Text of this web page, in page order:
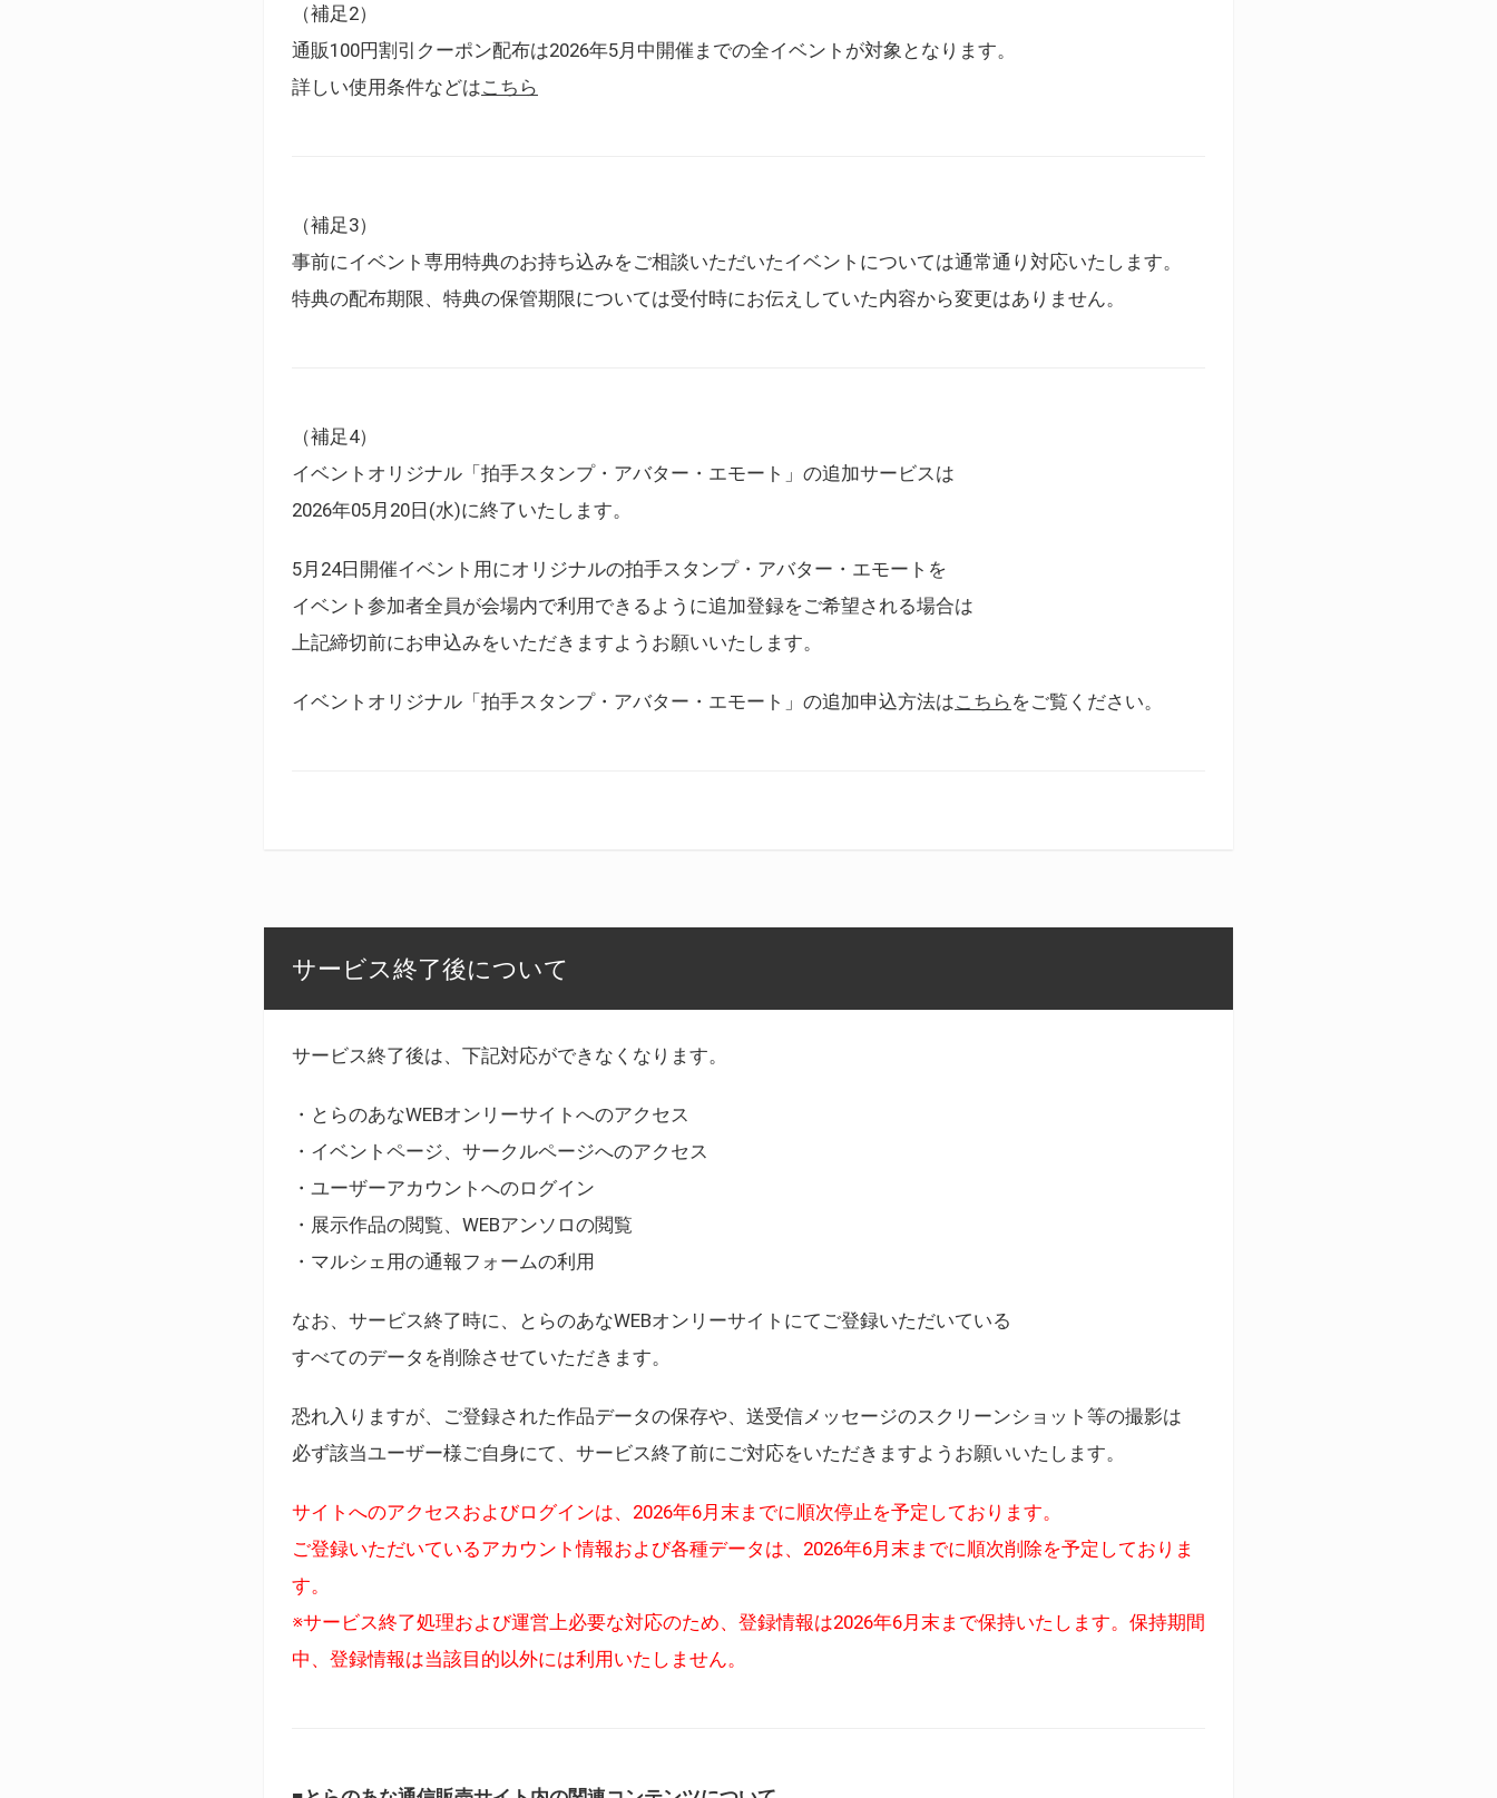
（補足2）
通販100円割引クーポン配布は2026年5月中開催までの全イベントが対象となります。
詳しい使用条件などはこちら
（補足3）
事前にイベント専用特典のお持ち込みをご相談いただいたイベントについては通常通り対応いたします。
特典の配布期限、特典の保管期限については受付時にお伝えしていた内容から変更はありません。
（補足4）
イベントオリジナル「拍手スタンプ・アバター・エモート」の追加サービスは
2026年05月20日(水)に終了いたします。
5月24日開催イベント用にオリジナルの拍手スタンプ・アバター・エモートを
イベント参加者全員が会場内で利用できるように追加登録をご希望される場合は
上記締切前にお申込みをいただきますようお願いいたします。
イベントオリジナル「拍手スタンプ・アバター・エモート」の追加申込方法はこちら をご覧ください。
サービス終了後について
サービス終了後は、下記対応ができなくなります。
・とらのあなWEBオンリーサイトへのアクセス
・イベントページ、サークルページへのアクセス
・ユーザーアカウントへのログイン
・展示作品の閲覧、WEBアンソロの閲覧
・マルシェ用の通報フォームの利用
なお、サービス終了時に、とらのあなWEBオンリーサイトにてご登録いただいている
すべてのデータを削除させていただきます。
恐れ入りますが、ご登録された作品データの保存や、送受信メッセージのスクリーンショット等の撮影は
必ず該当ユーザー様ご自身にて、サービス終了前にご対応をいただきますようお願いいたします。
サイトへのアクセスおよびログインは、2026年6月末までに順次停止を予定しております。
ご登録いただいているアカウント情報および各種データは、2026年6月末までに順次削除を予定しておりま
す。
※サービス終了処理および運営上必要な対応のため、登録情報は2026年6月末まで保持いたします。保持期間
中、登録情報は当該目的以外には利用いたしません。